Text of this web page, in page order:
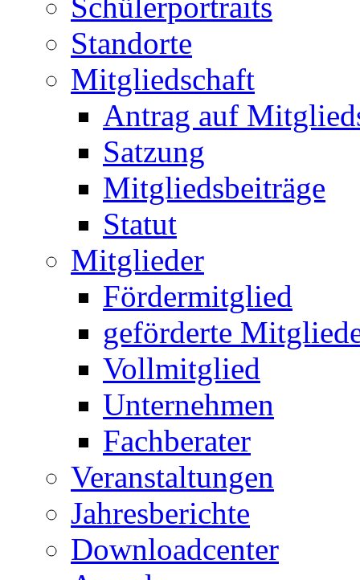
Schülerportraits
Standorte
Mitgliedschaft
Antrag auf
Satzung
Mitgliedsbeiträge
Statut
Mitglieder
Fördermitglied
geförderte
Vollmitglied
Unternehmen
Fachberater
Veranstaltungen
Jahresberichte
Downloadcenter